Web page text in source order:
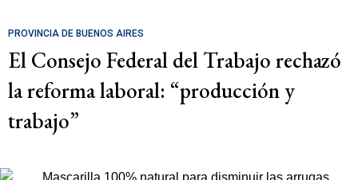
PROVINCIA DE BUENOS AIRES
El Consejo Federal del Trabajo rechazó
la reforma laboral: “producción y
trabajo”